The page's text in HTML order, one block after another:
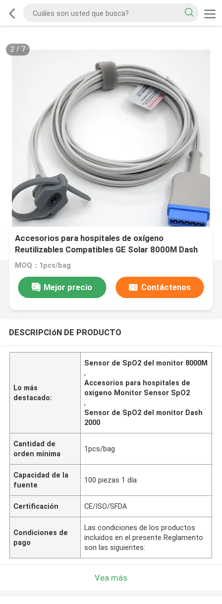
2/ 7
Accesorios para hospitales de oxígeno
Reutilizables Compatibles GE Solar 8000M Dash
2000 Envase para recién nacidos 11Pin Monitor
Sensor SpO2
MOQ：1pcs/bag
Mejor precio Contáctenos
DESCRIPCIóN DE PRODUCTO
Lo más
destacado:
Sensor de SpO2 del monitor 8000M
,
Accesorios para hospitales de
oxígeno Monitor Sensor SpO2
,
Sensor de SpO2 del monitor Dash
2000
Cantidad de
orden mínima
1pcs/bag
Capacidad de la
fuente
100 piezas 1 día
Certificación CE/ISO/SFDA
Condiciones de
pago
Las condiciones de los productos
incluidos en el presente Reglamento
son las siguientes:
Vea más